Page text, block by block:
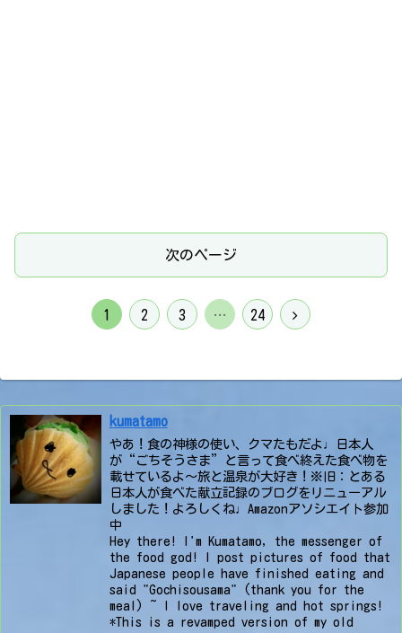
次のページ
1 2 3 … 24 次
kumatamo
やあ！食の神様の使い、クマたもだよ♩日本人
が“ごちそうさま”と言って食べ終えた食べ物を
載せているよ〜旅と温泉が大好き！※旧：とある
日本人が食べた献立記録のブログをリニューアル
しました！よろしくね♩Amazonアソシエイト参加
中
Hey there! I'm Kumatamo, the messenger of
the food god! I post pictures of food that
Japanese people have finished eating and
said "Gochisousama" (thank you for the
meal) ~ I love traveling and hot springs!
*This is a revamped version of my old